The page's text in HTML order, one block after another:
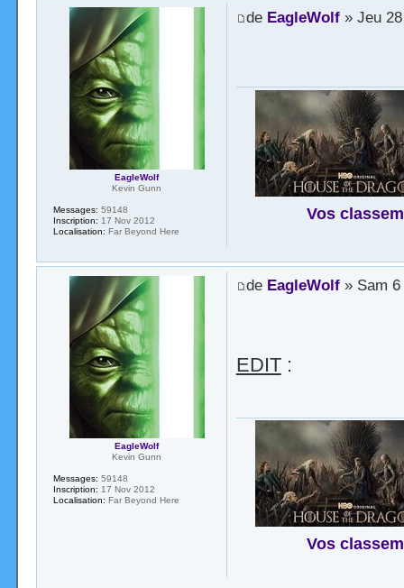
de EagleWolf» Jeu 28
Vos
EagleWolf
Kevin Gunn
Messages: 59148
Inscription: 17 Nov 2012
Localisation: Far Beyond Here
de EagleWolf» Sam 6
EDIT:
Vos
EagleWolf
Kevin Gunn
Messages: 59148
Inscription: 17 Nov 2012
Localisation: Far Beyond Here